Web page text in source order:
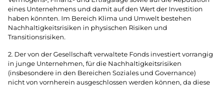
eines Unternehmens und damit auf den Wert der Investition
haben könnten. Im Bereich Klima und Umwelt bestehen
Nachhaltigkeitsrisiken in physischen Risiken und
Transitionsrisiken.
2. Der von der Gesellschaft verwaltete Fonds investiert vorrangig
in junge Unternehmen, für die Nachhaltigkeitsrisiken
(insbesondere in den Bereichen Soziales und Governance)
nicht von vornherein ausgeschlossen werden können, da diese